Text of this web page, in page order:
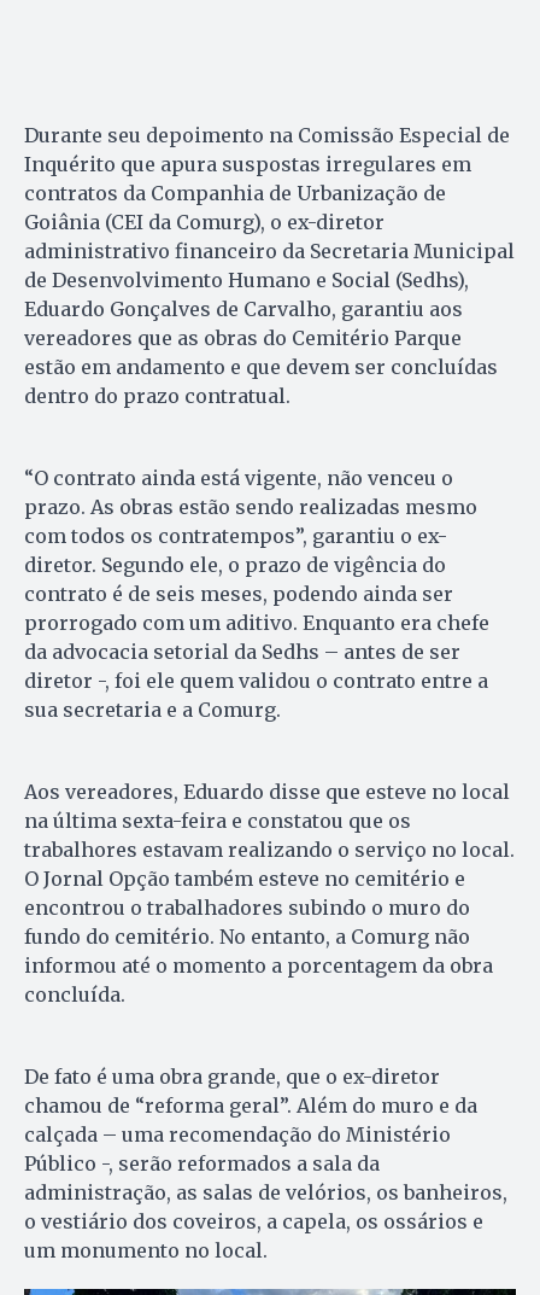
Durante seu depoimento na Comissão Especial de
Inquérito que apura suspostas irregulares em
contratos da Companhia de Urbanização de
Goiânia (CEI da Comurg), o ex-diretor
administrativo financeiro da Secretaria Municipal
de Desenvolvimento Humano e Social (Sedhs),
Eduardo Gonçalves de Carvalho, garantiu aos
vereadores que as obras do Cemitério Parque
estão em andamento e que devem ser concluídas
dentro do prazo contratual.
“O contrato ainda está vigente, não venceu o
prazo. As obras estão sendo realizadas mesmo
com todos os contratempos”, garantiu o ex-
diretor. Segundo ele, o prazo de vigência do
contrato é de seis meses, podendo ainda ser
prorrogado com um aditivo. Enquanto era chefe
da advocacia setorial da Sedhs – antes de ser
diretor -, foi ele quem validou o contrato entre a
sua secretaria e a Comurg.
Aos vereadores, Eduardo disse que esteve no local
na última sexta-feira e constatou que os
trabalhores estavam realizando o serviço no local.
O Jornal Opção também esteve no cemitério e
encontrou o trabalhadores subindo o muro do
fundo do cemitério. No entanto, a Comurg não
informou até o momento a porcentagem da obra
concluída.
De fato é uma obra grande, que o ex-diretor
chamou de “reforma geral”. Além do muro e da
calçada – uma recomendação do Ministério
Público -, serão reformados a sala da
administração, as salas de velórios, os banheiros,
o vestiário dos coveiros, a capela, os ossários e
um monumento no local.